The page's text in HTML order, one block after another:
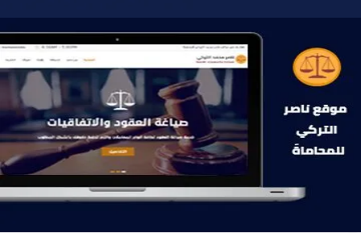
موقع ناصر التركي للمحاماة
التفاصيل